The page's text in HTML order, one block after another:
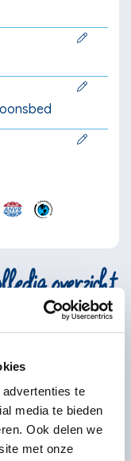
te
media te bieden
Ook delen we
met onze
overzicht
za zo
1